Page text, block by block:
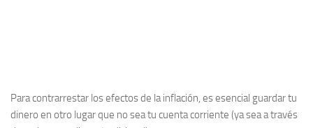
Para contrarrestar los efectos de la inflación, es esencial guardar tu
dinero en otro lugar que no sea tu cuenta corriente (ya sea a través